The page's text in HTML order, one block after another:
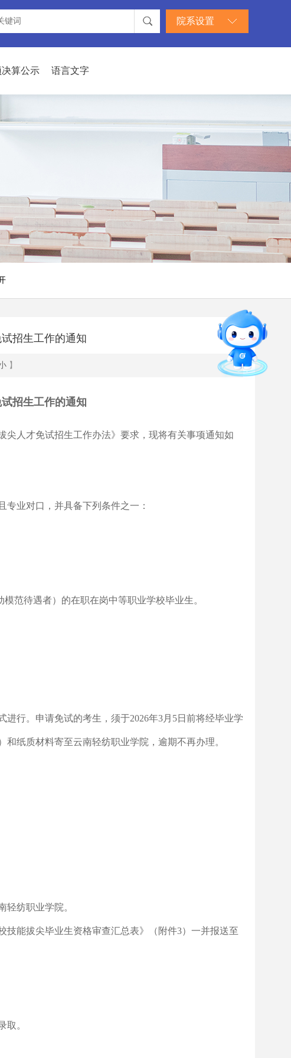
院系设置
决算公示 语言文字
招生工作的通知
】
招生工作的通知
人才免试招生工作办法》要求，现将有关事项通知如
专业对口，并具备下列条件之一：
范待遇者）的在职在岗中等职业学校毕业生。
行。申请免试的考生，须于2026年3月5日前将经毕业学
纸质材料寄至云南轻纺职业学院，逾期不再办理。
轻纺职业学院。
技能拔尖毕业生资格审查汇总表》（附件3）一并报送至
取。